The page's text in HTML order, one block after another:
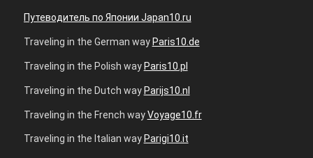
Путеводитель по Японии Japan10.ru
Traveling in the German way Paris10.de
Traveling in the Polish way Paris10.pl
Traveling in the Dutch way Parijs10.nl
Traveling in the French wayVoyage10.fr
Traveling in the Italian way Parigi10.it